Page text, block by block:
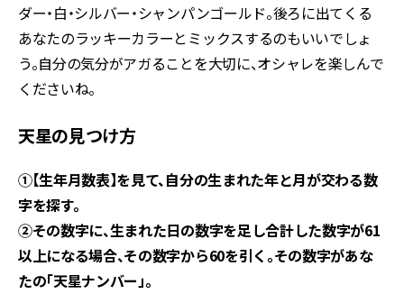
ダー・白・シルバー・シャンパンゴールド。後ろに出てくる
あなたのラッキーカラーとミックスするのもいいでしょ
う。自分の気分がアガることを大切に、オシャレを楽しんで
くださいね。
天星の見つけ方
①【生年月数表】を見て、自分の生まれた年と月が交わる数
字を探す。
②その数字に、生まれた日の数字を足し合計した数字が61
以上になる場合、その数字から60を引く。その数字があな
たの「天星ナンバー」。